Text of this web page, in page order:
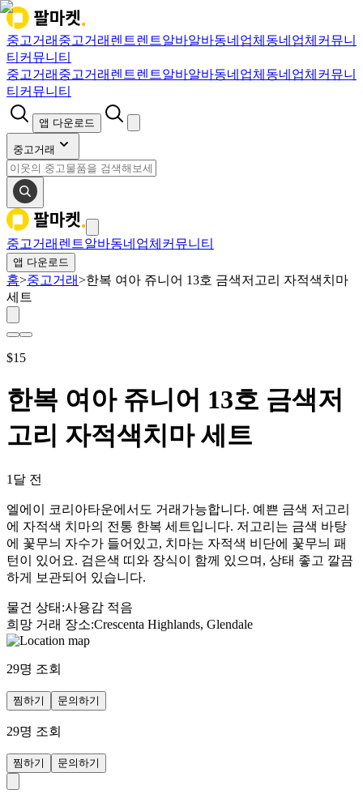
중고거래 중고거래 렌트렌트알바알바동네업체 동네업체 커뮤니
티 커뮤니티
중고거래 중고거래 렌트렌트알바알바동네업체 동네업체 커뮤니
티 커뮤니티
앱 다운로드
중고거래
중고거래 렌트알바동네업체 커뮤니티
앱 다운로드
홈>중고거래>한복 여아 쥬니어 13호 금색저고리 자적색치마
세트
$15
한복 여아 쥬니어 13호 금색저
고리 자적색치마 세트
1달 전
엘에이 코리아타운에서도 거래가능합니다. 예쁜 금색 저고리
에 자적색 치마의 전통 한복 세트입니다. 저고리는 금색 바탕
에 꽃무늬 자수가 들어있고, 치마는 자적색 비단에 꽃무늬 패
턴이 있어요. 검은색 띠와 장식이 함께 있으며, 상태 좋고 깔끔
하게 보관되어 있습니다.
물건 상태 :사용감 적음
희망 거래 장소:Crescenta Highlands, Glendale
29명 조회
찜하기 문의하기
29명 조회
찜하기 문의하기